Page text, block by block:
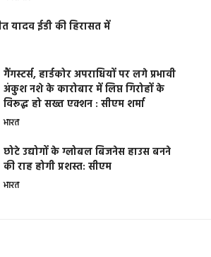
यादव ईडी की हिरासत में
गैंगस्टर्स, हार्डकोर अपराधियों पर लगे प्रभावी
अंकुश नशे के कारोबार में लिप्त गिरोहों के
विरूद्ध हो सख्त एक्शन : सीएम शर्मा
भारत
छोटे उद्योगों के ग्लोबल बिजनेस हाउस बनने
की राह होगी प्रशस्त: सीएम
भारत